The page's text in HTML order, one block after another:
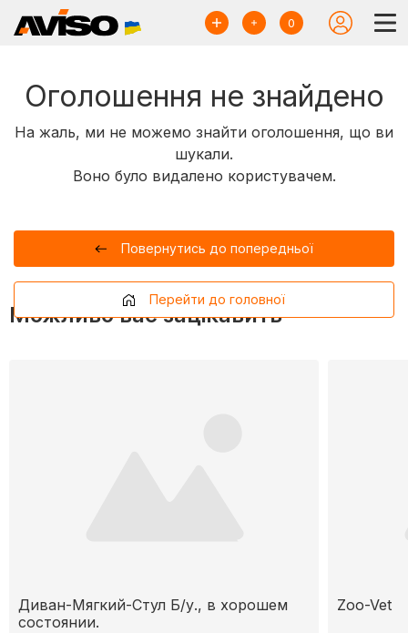
0
Оголошення не знайдено
На жаль, ми не можемо знайти оголошення, що ви
шукали.
Воно було видалено користувачем.
Повернутись до попередньої
Перейти до головної
Можливо вас зацікавить
Диван-Мягкий-Стул Б/у., в хорошем
состоянии.
Zoo-Vet